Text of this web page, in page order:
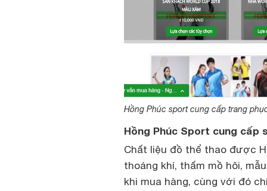
Hồng Phúc sport cung cấp trang
Hồng Phúc Sport cung
Chất liệu đồ thể thao được
thoáng khí, thấm mồ hôi,
khi mua hàng, cùng với đó